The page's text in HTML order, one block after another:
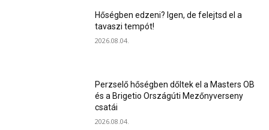
Hőségben edzeni? Igen, de felejtsd el a
tavaszi tempót!
2026.08.04.
Perzselő hőségben dőltek el a Masters OB
és a Brigetio Országúti Mezőnyverseny
csatái
2026.08.04.